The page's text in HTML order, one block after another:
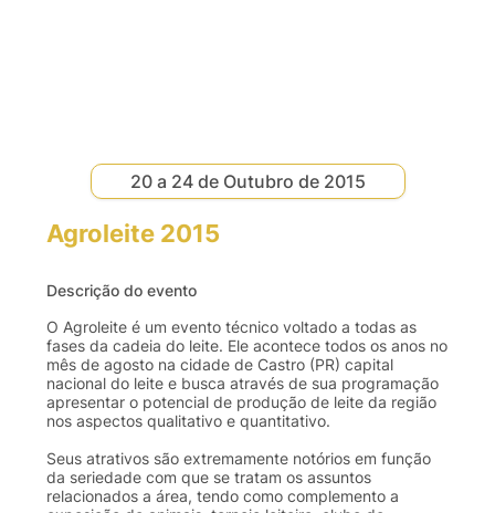
20 a 24 de Outubro de 2015
Agroleite 2015
Descrição do evento
O Agroleite é um evento técnico voltado a todas as
fases da cadeia do leite. Ele acontece todos os anos no
mês de agosto na cidade de Castro (PR) capital
nacional do leite e busca através de sua programação
apresentar o potencial de produção de leite da região
nos aspectos qualitativo e quantitativo.
Seus atrativos são extremamente notórios em função
da seriedade com que se tratam os assuntos
relacionados a área, tendo como complemento a